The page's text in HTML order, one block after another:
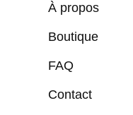
À propos
Boutique
FAQ
Contact